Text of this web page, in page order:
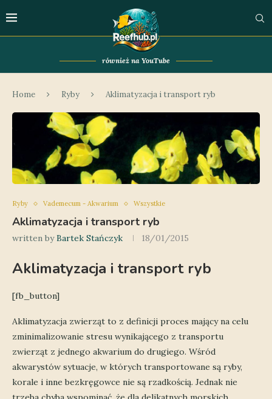
również na YouTube
Home Ryby Aklimatyzacja i transport ryb
Ryby Vademecum - Akwarium Wszystkie
Aklimatyzacja i transport ryb
written byBartek Stańczyk 18/01/2015
Aklimatyzacja i transport ryb
[fb_button]
Aklimatyzacja zwierząt to z definicji proces mający na celu
zminimalizowanie stresu wynikającego z transportu
zwierząt z jednego akwarium do drugiego. Wśród
akwarystów sytuacje, w których transportowane są ryby,
korale i inne bezkręgowce nie są rzadkością. Jednak nie